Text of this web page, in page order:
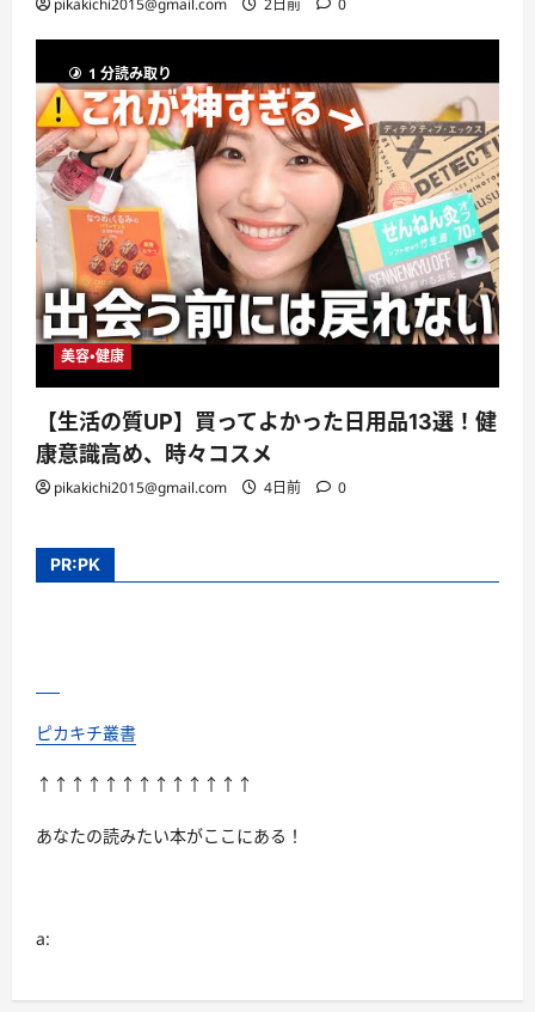
pikakichi2015@gmail.com 2日前 0
1 分読み取り
美容・健康
【生活の質UP】買ってよかった日用品13選！健
康意識高め、時々コスメ
pikakichi2015@gmail.com 4日前 0
PR:PK
ピカキチ叢書
↑↑↑↑↑↑↑↑↑↑↑↑↑
あなたの読みたい本がここにある！
a: